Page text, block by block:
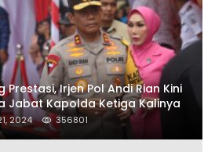
Prestasi, Irjen Pol Andi Rian Kini
Jabat Kapolda Ketiga Kalinya
2024 356801